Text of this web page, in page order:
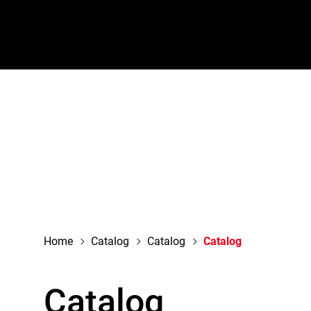
Home Catalog Catalog Catalog
Catalog